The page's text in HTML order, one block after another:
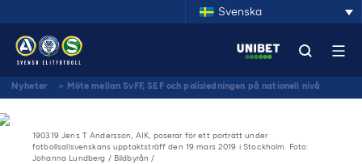
Svenska
Nyheter > Möte mellan SvFF, SEF och polisledningen på nationell nivå
190319 Jens T Andersson, AIK, poserar för ett porträtt under
fotbollsallsvenskans upptaktsträff den 19 mars 2019 i Stockholm. Foto:
Johanna Lundberg / Bildbyrån /